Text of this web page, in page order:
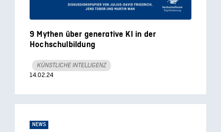
9 Mythen über generative KI in der
Hochschulbildung
KÜNSTLICHE INTELLIGENZ
14.02.24
NEWS